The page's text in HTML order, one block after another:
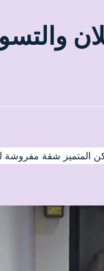
المتميز شقة مفروشة